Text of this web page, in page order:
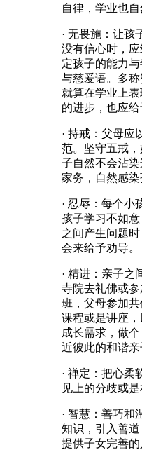
自律，学业也自
· 无畏施：让孩
没有信心时，
定孩子的能力
与慈爱语。多称
就算在学业上
的进步，也应给
· 持戒：父母应
范。坚守五戒
子自然不会沾
家务，自然感染
· 忍辱：每个小
孩子学习不如
之间产生问题
会来给予劝导。
· 精进：亲子之
寺院去礼佛或
班，父母参加
课程或是讲座
成长需求，做
近彼此的和谐亲
· 禅定：把心柔
见上的分歧或是
· 智慧：善巧和
知识，引入善道
提供子女完善